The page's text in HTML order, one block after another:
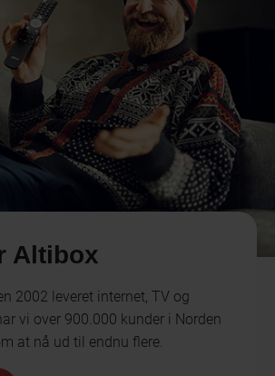
Altibox
2002 leveret internet, TV og
vi over 900.000 kunder i Norden
at nå ud til endnu flere.